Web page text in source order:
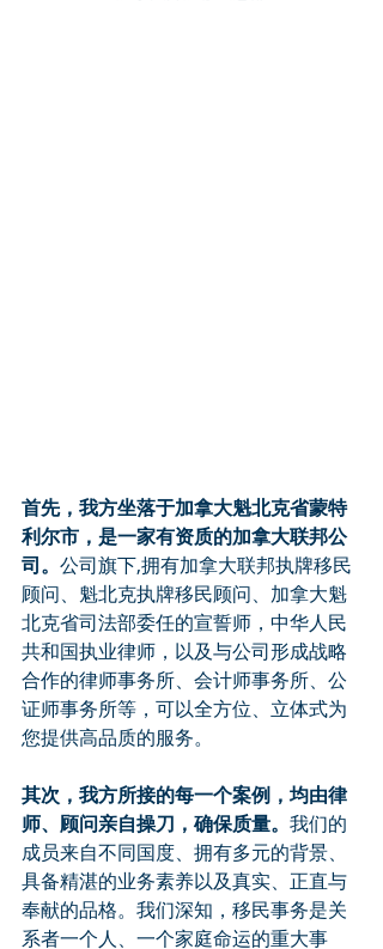
首先，我方坐落于加拿大魁北克省蒙特
利尔市，是一家有资质的加拿大联邦公
司。 公司旗下,拥有加拿大联邦执牌移民
顾问、魁北克执牌移民顾问、加拿大魁
北克省司法部委任的宣誓师，中华人民
共和国执业律师，以及与公司形成战略
合作的律师事务所、会计师事务所、公
证师事务所等，可以全方位、立体式为
您提供高品质的服务。
其次，我方所接的每一个案例，均由律
师、顾问亲自操刀，确保质量。 我们的
成员来自不同国度、拥有多元的背景、
具备精湛的业务素养以及真实、正直与
奉献的品格。我们深知，移民事务是关
系者一个人、一个家庭命运的重大事